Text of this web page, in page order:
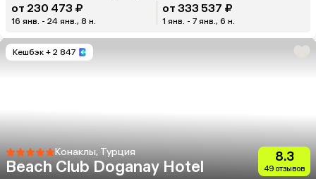
от 230 473 ₽
16 янв. - 24 янв., 8 н.
от 333 537 ₽
1 янв. - 7 янв., 6 н.
Кешбэк + 2 847
Конаклы, Турция
Beach Club Doganay Hotel
8.3
49 отзывов